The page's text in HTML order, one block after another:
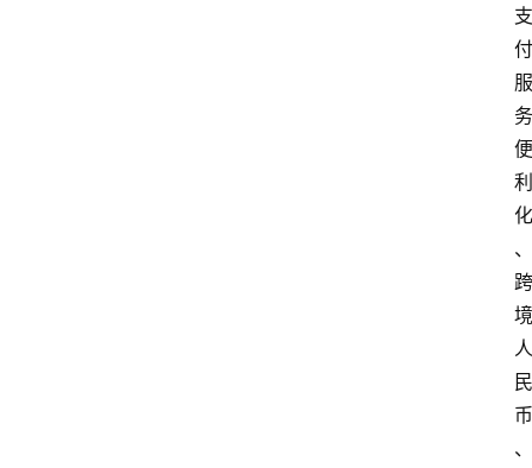
支
付
服
务
便
利
化
、
跨
境
人
民
币
、